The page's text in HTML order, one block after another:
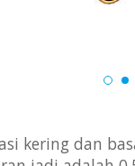
kering dan